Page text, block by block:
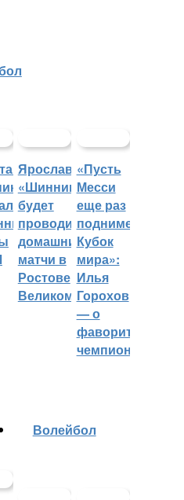
Ярославский
«Шинник»
будет
проводить
домашние
матчи в
Ростове
Великом
«Пусть
Месси
еще раз
поднимет
Кубок
мира»:
Илья
Горохов
— о
фаворитах
чемпионата
Волейбол